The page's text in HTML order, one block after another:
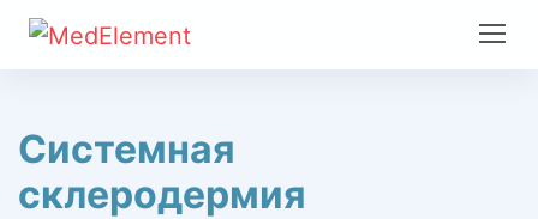
Системная
склеродермия